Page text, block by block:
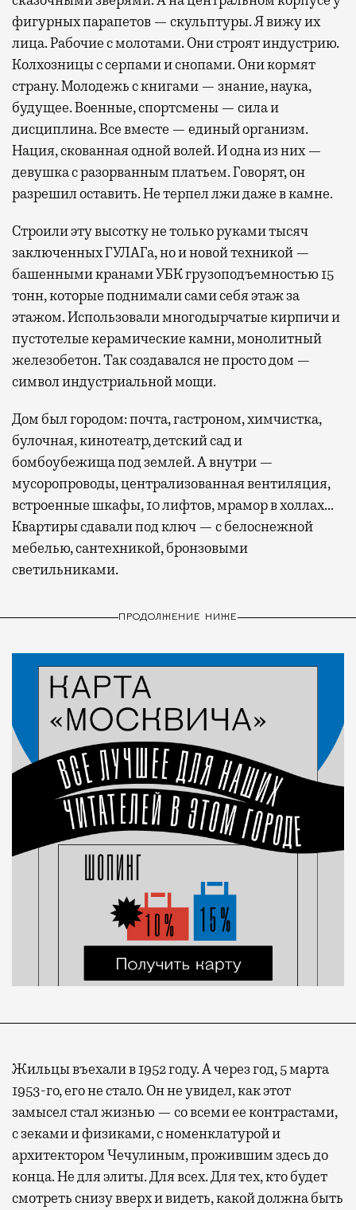
фигурных парапетов — скульптуры. Я вижу их
лица. Рабочие с молотами. Они строят индустрию.
Колхозницы с серпами и снопами. Они кормят
страну. Молодежь с книгами — знание, наука,
будущее. Военные, спортсмены — сила и
дисциплина. Все вместе — единый организм.
Нация, скованная одной волей. И одна из них —
девушка с разорванным платьем. Говорят, он
разрешил оставить. Не терпел лжи даже в камне.
Строили эту высотку не только руками тысяч
заключенных ГУЛАГа, но и новой техникой —
башенными кранами УБК грузоподъемностью 15
тонн, которые поднимали сами себя этаж за
этажом. Использовали многодырчатые кирпичи и
пустотелые керамические камни, монолитный
железобетон. Так создавался не просто дом —
символ индустриальной мощи.
Дом был городом: почта, гастроном, химчистка,
булочная, кинотеатр, детский сад и
бомбоубежища под землей. А внутри —
мусоропроводы, централизованная вентиляция,
встроенные шкафы, 10 лифтов, мрамор в холлах…
Квартиры сдавали под ключ — с белоснежной
мебелью, сантехникой, бронзовыми
светильниками.
ПРОДОЛЖЕНИЕ НИЖЕ
Жильцы въехали в 1952 году. А через год, 5 марта
1953-го, его не стало. Он не увидел, как этот
замысел стал жизнью — со всеми ее контрастами,
с зеками и физиками, с номенклатурой и
архитектором Чечулиным, прожившим здесь до
конца. Не для элиты. Для всех. Для тех, кто будет
смотреть снизу вверх и видеть, какой должна быть